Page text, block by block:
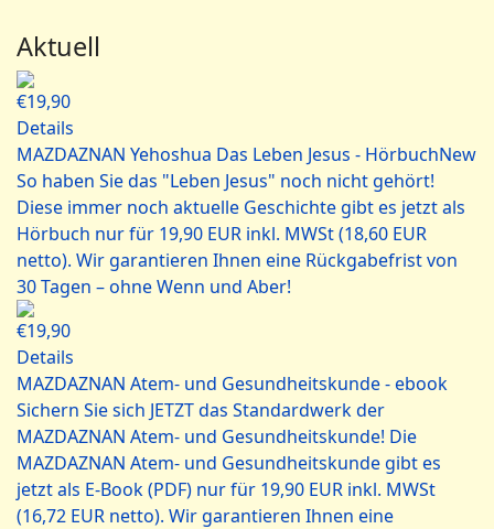
Aktuell
€19,90
Details
MAZDAZNAN Yehoshua Das Leben Jesus - HörbuchNew
So haben Sie das "Leben Jesus" noch nicht gehört!
Diese immer noch aktuelle Geschichte gibt es jetzt als
Hörbuch nur für 19,90 EUR inkl. MWSt (18,60 EUR
netto). Wir garantieren Ihnen eine Rückgabefrist von
30 Tagen – ohne Wenn und Aber!
€19,90
Details
MAZDAZNAN Atem- und Gesundheitskunde - ebook
Sichern Sie sich JETZT das Standardwerk der
MAZDAZNAN Atem- und Gesundheitskunde! Die
MAZDAZNAN Atem- und Gesundheitskunde gibt es
jetzt als E-Book (PDF) nur für 19,90 EUR inkl. MWSt
(16,72 EUR netto). Wir garantieren Ihnen eine